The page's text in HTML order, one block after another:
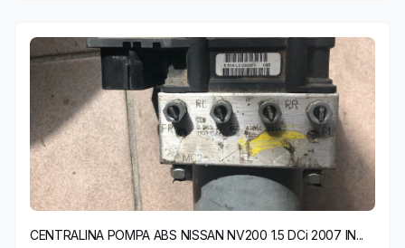
CENTRALINA POMPA ABS NISSAN NV200 1.5 DCi 2007 IN...